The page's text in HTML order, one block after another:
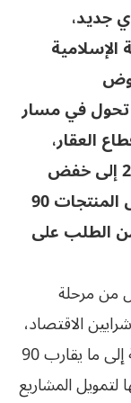
جديد،
تحول في مسار
العقار،
حيث أدى المرسوم الصادر سنة 2024 إلى خفض
هامش الربح بنسبة وصلت في بعض المنتجات 90
الطلب على
من مرحلة
الاقتصاد،
حيث تراكمت مدخرات الصيرفة الإسلامية إلى ما يقارب 90
المشاريع